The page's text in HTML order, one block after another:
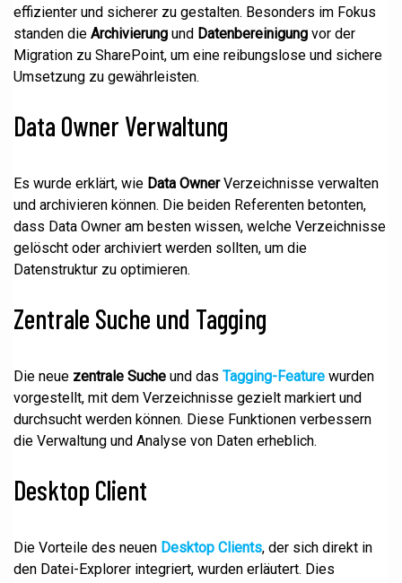
effizienter und sicherer zu gestalten. Besonders im Fokus
standen die Archivierung und Datenbereinigung vor der
Migration zu SharePoint, um eine reibungslose und sichere
Umsetzung zu gewährleisten.
Data Owner Verwaltung
Es wurde erklärt, wie Data OwnerVerzeichnisse verwalten
und archivieren können. Die beiden Referenten betonten,
dass Data Owner am besten wissen, welche Verzeichnisse
gelöscht oder archiviert werden sollten, um die
Datenstruktur zu optimieren.
Zentrale Suche und Tagging
Die neue zentrale Suche und das Tagging-Feature wurden
vorgestellt, mit dem Verzeichnisse gezielt markiert und
durchsucht werden können. Diese Funktionen verbessern
die Verwaltung und Analyse von Daten erheblich.
Desktop Client
Die Vorteile des neuen Desktop Clients, der sich direkt in
den Datei-Explorer integriert, wurden erläutert. Dies